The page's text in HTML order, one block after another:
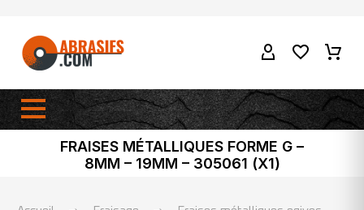
FRAISES MÉTALLIQUES FORME G –
8MM – 19MM – 305061 (X1)